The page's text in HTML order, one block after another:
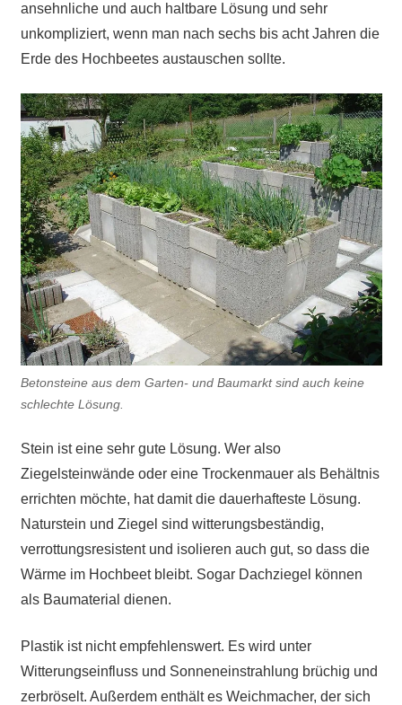
ansehnliche und auch haltbare Lösung und sehr
unkompliziert, wenn man nach sechs bis acht Jahren die
Erde des Hochbeetes austauschen sollte.
Betonsteine aus dem Garten- und Baumarkt sind auch keine
schlechte Lösung.
Stein ist eine sehr gute Lösung. Wer also
Ziegelsteinwände oder eine Trockenmauer als Behältnis
errichten möchte, hat damit die dauerhafteste Lösung.
Naturstein und Ziegel sind witterungsbeständig,
verrottungsresistent und isolieren auch gut, so dass die
Wärme im Hochbeet bleibt. Sogar Dachziegel können
als Baumaterial dienen.
Plastik ist nicht empfehlenswert. Es wird unter
Witterungseinfluss und Sonneneinstrahlung brüchig und
zerbröselt. Außerdem enthält es Weichmacher, der sich